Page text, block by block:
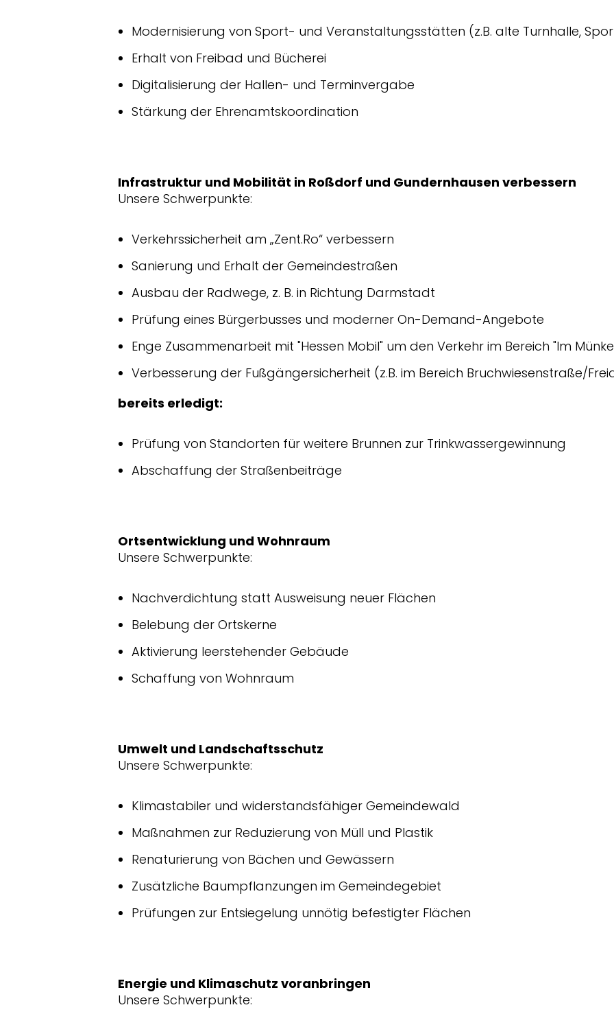
Modernisierung von Sport- und Veranstaltungsstätten (z.B. alte Turnhalle,
Erhalt von Freibad und Bücherei
Digitalisierung der Hallen- und Terminvergabe
Stärkung der Ehrenamtskoordination
Infrastruktur und Mobilität in Roßdorf und Gundernhausen verbessern
Unsere Schwerpunkte:
Verkehrssicherheit am „Zent.Ro“ verbessern
Sanierung und Erhalt der Gemeindestraßen
Ausbau der Radwege, z. B. in Richtung Darmstadt
Prüfung eines Bürgerbusses und moderner On-Demand-Angebote
Enge Zusammenarbeit mit "Hessen Mobil" um den Verkehr im Bereich "Im
Verbesserung der Fußgängersicherheit (z.B. im Bereich Bruchwiesenstraße/
bereits erledigt:
Prüfung von Standorten für weitere Brunnen zur Trinkwassergewinnung
Abschaffung der Straßenbeiträge
Ortsentwicklung und Wohnraum
Unsere Schwerpunkte:
Nachverdichtung statt Ausweisung neuer Flächen
Belebung der Ortskerne
Aktivierung leerstehender Gebäude
Schaffung von Wohnraum
Umwelt und Landschaftsschutz
Unsere Schwerpunkte:
Klimastabiler und widerstandsfähiger Gemeindewald
Maßnahmen zur Reduzierung von Müll und Plastik
Renaturierung von Bächen und Gewässern
Zusätzliche Baumpflanzungen im Gemeindegebiet
Prüfungen zur Entsiegelung unnötig befestigter Flächen
Energie und Klimaschutz voranbringen
Unsere Schwerpunkte: